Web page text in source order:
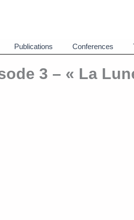
Publications Conferences
3 – « La